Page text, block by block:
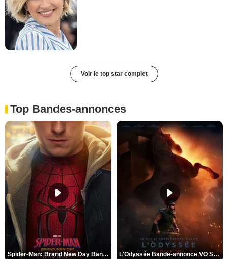
Voir le top star complet
Top Bandes-annonces
Spider-Man: Brand New Day Bande-annonce VO STFR L'Odyssée Bande-annonce VO STFR